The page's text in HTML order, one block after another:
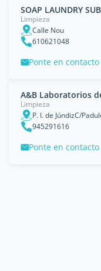
SOAP LAUNDRY
Limpieza
Calle Nou
610621048
Ponte en contacto
A&B Laboratorios
Limpieza
945291616
Ponte en contacto